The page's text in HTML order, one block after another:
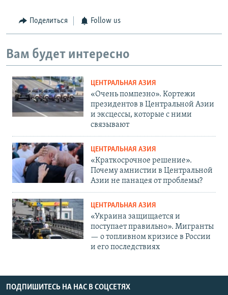
Поделиться Follow us
Вам будет интересно
ЦЕНТРАЛЬНАЯ АЗИЯ
«Очень помпезно». Кортежи
президентов в Центральной Азии
и эксцессы, которые с ними
связывают
ЦЕНТРАЛЬНАЯ АЗИЯ
«Краткосрочное решение».
Почему амнистии в Центральной
Азии не панацея от проблемы?
ЦЕНТРАЛЬНАЯ АЗИЯ
«Украина защищается и
поступает правильно». Мигранты
— о топливном кризисе в России
и его последствиях
ПОДПИШИТЕСЬ НА НАС В СОЦСЕТЯХ